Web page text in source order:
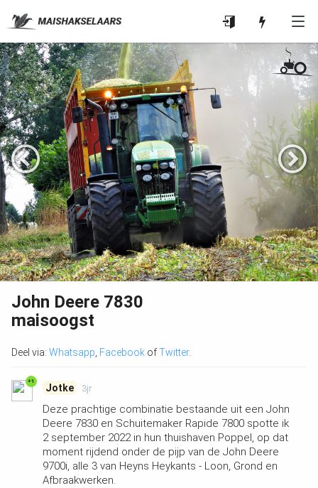
John Deere 7830
maisoogst
Deel via: Whatsapp, Facebook ofTwitter.
+1
Jotke 3jr
Deze prachtige combinatie bestaande uit een John
Deere 7830 en Schuitemaker Rapide 7800 spotte ik
2 september 2022 in hun thuishaven Poppel, op dat
moment rijdend onder de pijp van de John Deere
9700i, alle 3 van Heyns Heykants - Loon, Grond en
Afbraakwerken.